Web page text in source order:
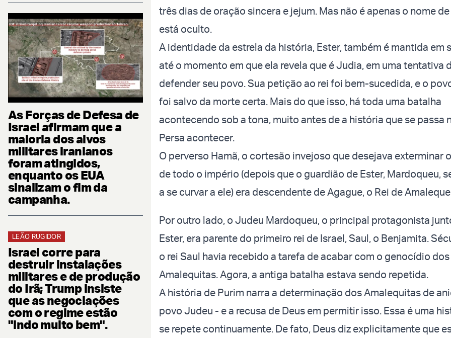
As Forças de Defesa de
Israel afirmam que a
maioria dos alvos
militares iranianos
foram atingidos,
enquanto os EUA
sinalizam o fim da
campanha.
LEÃO RUGIDOR
Israel corre para
destruir instalações
militares e de produção
do Irã; Trump insiste
que as negociações
com o regime estão
"indo muito bem".
três dias de oração sincera e jejum. Mas não é apenas o nome
está oculto.
A identidade da estrela da história, Ester, também é mantida em
até o momento em que ela revela que é Judia, em uma tentativa
defender seu povo. Sua petição ao rei foi bem-sucedida, e o
foi salvo da morte certa. Mais do que isso, há toda uma batalha
acontecendo sob a tona, muito antes de a história que se passa
Persa acontecer.
O perverso Hamã, o cortesão invejoso que desejava exterminar
de todo o império (depois que o guardião de Ester, Mardoqueu,
a se curvar a ele) era descendente de Agague, o Rei de
Por outro lado, o Judeu Mardoqueu, o principal protagonista
Ester, era parente do primeiro rei de Israel, Saul, o Benjamita.
o rei Saul havia recebido a tarefa de acabar com o genocídio dos
Amalequitas. Agora, a antiga batalha estava sendo repetida.
A história de Purim narra a determinação dos Amalequitas de
povo Judeu - e a recusa de Deus em permitir isso. Essa é uma
se repete continuamente. De fato, Deus diz explicitamente que